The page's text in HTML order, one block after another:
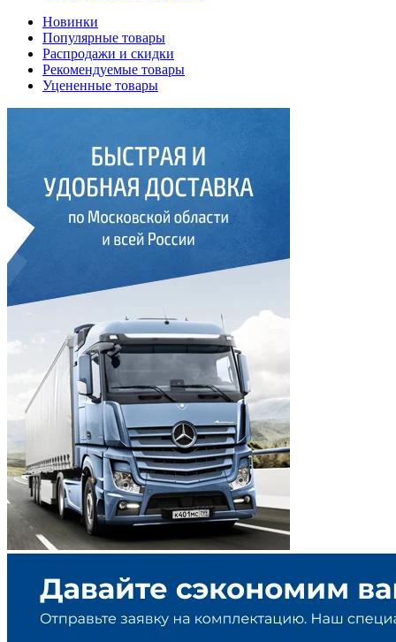
Новинки
Популярные товары
Распродажи и скидки
Рекомендуемые товары
Уцененные товары